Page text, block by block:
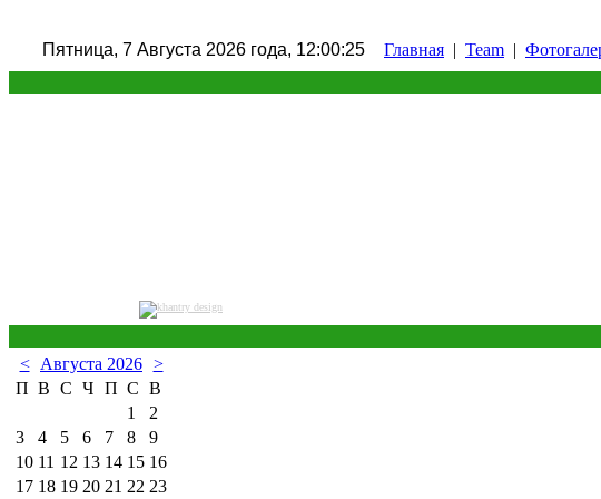
Пятница, 7 Августа 2026 года, 12:00:26 Главная | Team |
< Августа 2026 >
П В С Ч П С В
1
2
3
4 5 6 7 8
9
10 11 12 13 14 15 16
17 18 19 20 21 22 23